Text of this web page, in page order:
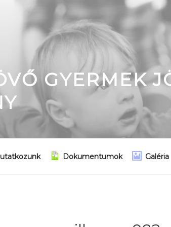
GYERMEK
Dokumentumok Galéria